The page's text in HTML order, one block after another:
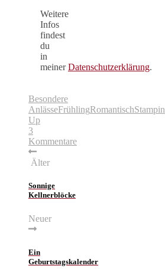
Weitere
Infos
findest
du
in
meinerDatenschutzerklärung.
Besondere
AnlässeFrühlingRomantischStampin
Up
3
Kommentare
Älter
Sonnige
Kellnerblöcke
Neuer
Ein
Geburtstagskalender